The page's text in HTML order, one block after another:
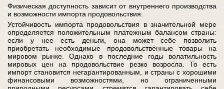
Физическая доступность зависит от внутреннего производства
и возможности импорта продовольствия.
Устойчивость импорта продовольствия в значительной мере
определяется положительным платежным балансом страны:
если у нее есть деньги, она может себе позволить
приобретать необходимые продовольственные товары на
мировом рынке. Однако в последние годы волатильность
мировых цен на продовольствие резко возросла. То есть
импорт становится негарантированным, и страны с хорошими
финансовыми возможностями, но ограниченными